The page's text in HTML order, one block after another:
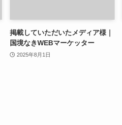
掲載していただいたメディア様｜
国境なきWEBマーケッター
2025年8月1日